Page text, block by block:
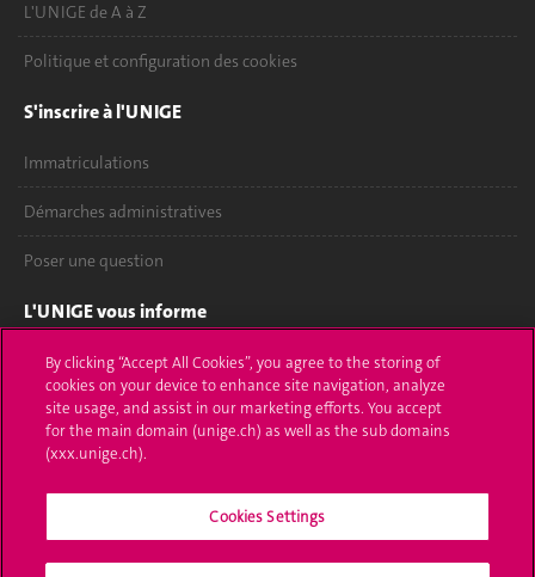
L'UNIGE de A à Z
Politique et configuration des cookies
S'inscrire à l'UNIGE
Immatriculations
Démarches administratives
Poser une question
L'UNIGE vous informe
UNIGE Mobile
Médias
Offres d'emploi
Calendrier académique
By clicking “Accept All Cookies”, you agree to the storing of
cookies on your device to enhance site navigation, analyze
site usage, and assist in our marketing efforts. You accept
for the main domain (unige.ch) as well as the sub domains
(xxx.unige.ch).
Cookies Settings